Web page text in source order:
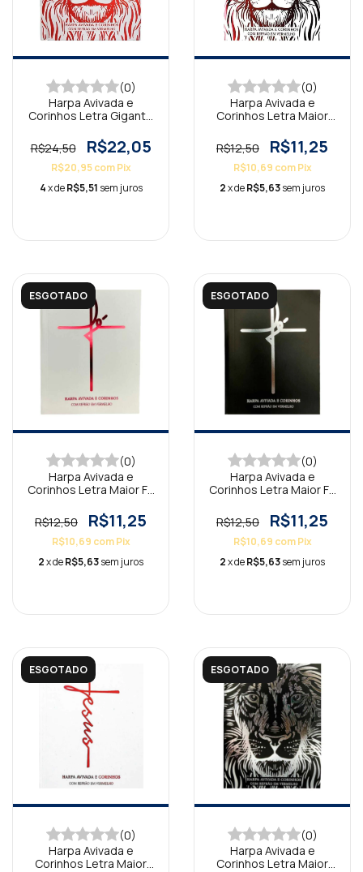
(0)
Harpa Avivada e
Corinhos Letra Gigante
R$24,50
R$22,05
R$20,95com Pix
4x deR$5,51 sem juros
(0)
Harpa Avivada e
Corinhos Letra Maior
R$12,50
R$11,25
R$10,69 com Pix
2x deR$5,63sem juros
ESGOTADO
(0)
Harpa Avivada e
Corinhos Letra Maior Fé
R$12,50
R$11,25
R$10,69 com Pix
2x deR$5,63sem juros
ESGOTADO
(0)
Harpa Avivada e
Corinhos Letra Maior Fé
R$12,50
R$11,25
R$10,69 com Pix
2x deR$5,63sem juros
ESGOTADO
(0)
Harpa Avivada e
Corinhos Letra Maior
ESGOTADO
(0)
Harpa Avivada e
Corinhos Letra Maior